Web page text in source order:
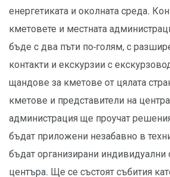
енергетиката и околната среда.
кметовете и местната
бъде с два пъти по-голям, с
контакти и екскурзии с
щандове за кметове от цялата
кметове и представители на
администрация ще проучат
бъдат приложени незабавно в
бъдат организирани
центъра. Ще се състоят събития